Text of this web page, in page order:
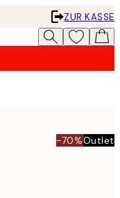
ZUR KASSE
-70%Outlet